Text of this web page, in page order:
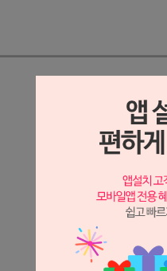
상세
상세 정
※ 필
는 시세 변동에
문의 후